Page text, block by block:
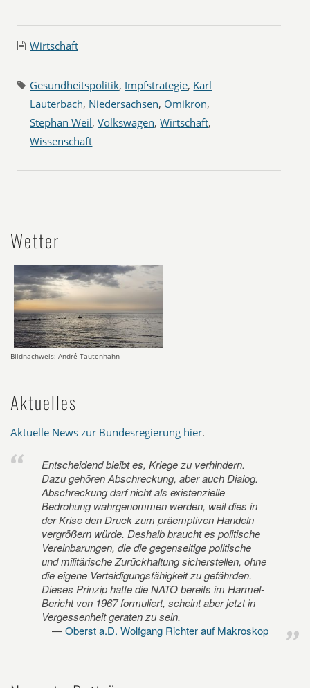
Wirtschaft
Gesundheitspolitik, Impfstrategie, Karl
Lauterbach, Niedersachsen, Omikron,
Stephan Weil,Volkswagen,Wirtschaft,
Wissenschaft
Wetter
Bildnachweis: André Tautenhahn
Aktuelles
Aktuelle News zur Bundesregierung hier.
Entscheidend bleibt es, Kriege zu verhindern.
Dazu gehören Abschreckung, aber auch Dialog.
Abschreckung darf nicht als existenzielle
Bedrohung wahrgenommen werden, weil dies in
der Krise den Druck zum präemptiven Handeln
vergrößern würde. Deshalb braucht es politische
Vereinbarungen, die die gegenseitige politische
und militärische Zurückhaltung sicherstellen, ohne
die eigene Verteidigungsfähigkeit zu gefährden.
Dieses Prinzip hatte die NATO bereits im Harmel-
Bericht von 1967 formuliert, scheint aber jetzt in
Vergessenheit geraten zu sein.
Oberst a.D. Wolfgang Richter auf Makroskop